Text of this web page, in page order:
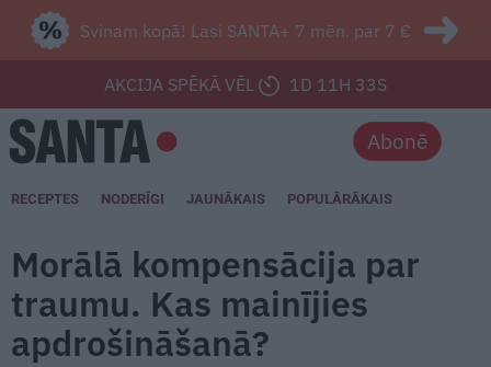
Svinam kopā! Lasi SANTA+ 7 mēn. par 7 €
AKCIJA SPĒKĀ VĒL 1D 11H 31S
Abonē
RECEPTES NODERĪGI JAUNĀKAIS POPULĀRĀKAIS
Morālā kompensācija par
traumu. Kas mainījies
apdrošināšanā?